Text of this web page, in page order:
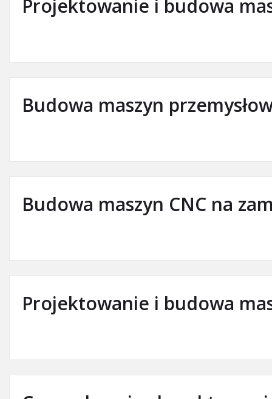
Projektowanie i budowa
Budowa maszyn
Budowa maszyn CNC na
Projektowanie i budowa